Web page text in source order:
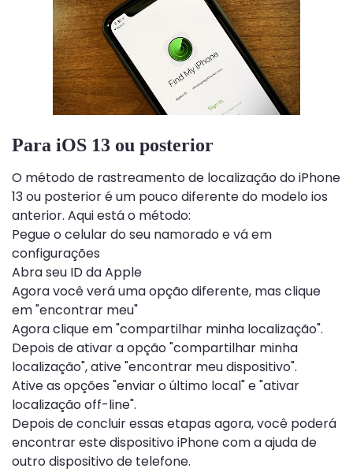
Para iOS 13 ou posterior
O método de rastreamento de localização do iPhone
13 ou posterior é um pouco diferente do modelo ios
anterior. Aqui está o método:
Pegue o celular do seu namorado e vá em
configurações
Abra seu ID da Apple
Agora você verá uma opção diferente, mas clique
em "encontrar meu"
Agora clique em "compartilhar minha localização".
Depois de ativar a opção "compartilhar minha
localização", ative "encontrar meu dispositivo".
Ative as opções "enviar o último local" e "ativar
localização off-line".
Depois de concluir essas etapas agora, você poderá
encontrar este dispositivo iPhone com a ajuda de
outro dispositivo de telefone.